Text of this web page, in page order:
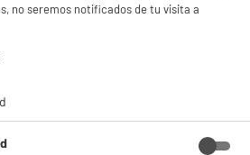
no seremos notificados de tu visita a